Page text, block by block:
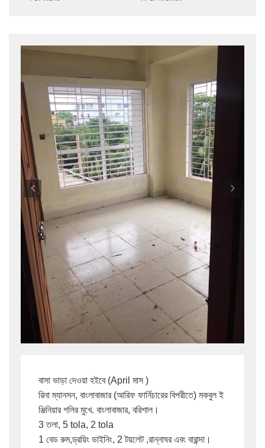
Previous
বাসা ভাড়া দেওয়া হইবে (April মাস )
রিনা ম্যানসন, বাংলাবাজার (আরিফ ফার্নিচারের বিপরীতে) মকবুল ই
ঞ্জিনিয়ার গলির মুখে. বাংলাবাজার, বরিশাল।
3 তলা, 5 tola, 2 tola
1 বেড রুম,ড্রয়িং ডাইনিং, 2 টয়লেট ,রান্নাঘর এবং বারান্দা।